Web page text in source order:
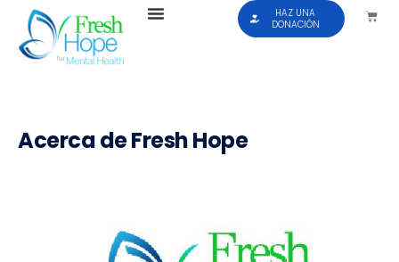
HAZ UNA
DONACIÓN
Acerca de Fresh Hope